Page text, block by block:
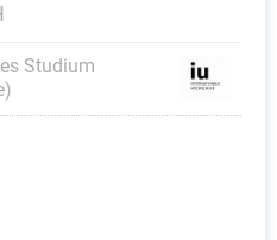
Studium